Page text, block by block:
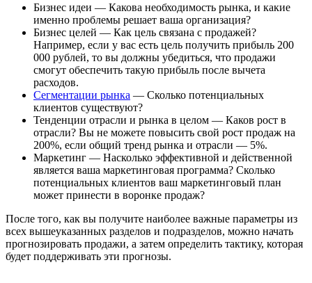
Бизнес идеи — Какова необходимость рынка, и какие
именно проблемы решает ваша организация?
Бизнес целей — Как цель связана с продажей?
Например, если у вас есть цель получить прибыль 200
000 рублей, то вы должны убедиться, что продажи
смогут обеспечить такую прибыль после вычета
расходов.
Сегментации рынка — Сколько потенциальных
клиентов существуют?
Тенденции отрасли и рынка в целом — Каков рост в
отрасли? Вы не можете повысить свой рост продаж на
200%, если общий тренд рынка и отрасли — 5%.
Маркетинг — Насколько эффективной и действенной
является ваша маркетинговая программа? Сколько
потенциальных клиентов ваш маркетинговый план
может принести в воронке продаж?
После того, как вы получите наиболее важные параметры из
всех вышеуказанных разделов и подразделов, можно начать
прогнозировать продажи, а затем определить тактику, которая
будет поддерживать эти прогнозы.